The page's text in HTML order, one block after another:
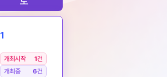
1
개최시작 1건
개최중
6건